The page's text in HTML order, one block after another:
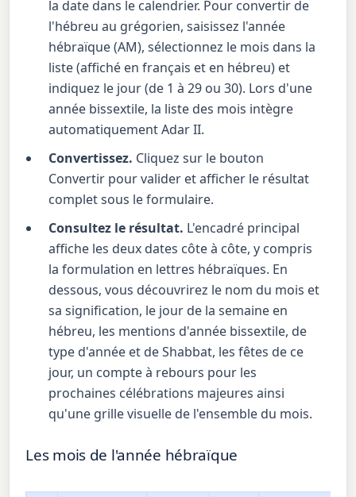
la date dans le calendrier. Pour convertir de
l'hébreu au grégorien, saisissez l'année
hébraïque (AM), sélectionnez le mois dans la
liste (affiché en français et en hébreu) et
indiquez le jour (de 1 à 29 ou 30). Lors d'une
année bissextile, la liste des mois intègre
automatiquement Adar II.
Convertissez. Cliquez sur le bouton
Convertir pour valider et afficher le résultat
complet sous le formulaire.
Consultez le résultat. L'encadré principal
affiche les deux dates côte à côte, y compris
la formulation en lettres hébraïques. En
dessous, vous découvrirez le nom du mois et
sa signification, le jour de la semaine en
hébreu, les mentions d'année bissextile, de
type d'année et de Shabbat, les fêtes de ce
jour, un compte à rebours pour les
prochaines célébrations majeures ainsi
qu'une grille visuelle de l'ensemble du mois.
Les mois de l'année hébraïque